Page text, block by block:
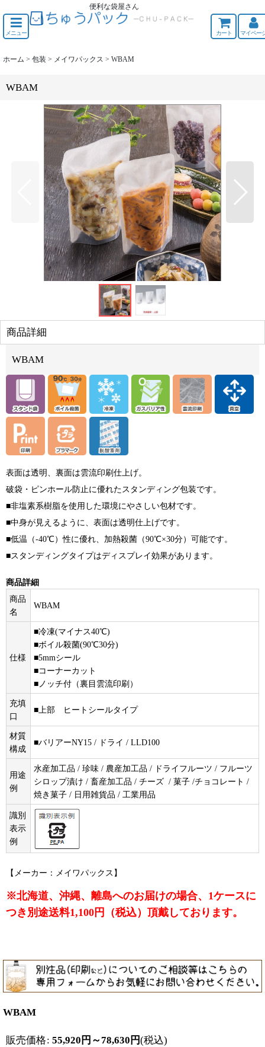
便利な袋屋さん
メニュー カート マイペー
ホーム > 包装 > メイワパックス > WBAM
WBAM
商品詳細
WBAM
表面は透明、裏面は雲流印刷仕上げ。
破袋・ピンホール防止に優れたスタンディング包装です。
■非塩素系樹脂を使用した環境にやさしい包材です。
■中身が見えるように、表面は透明仕上げです。
■低温（-40℃）性に優れ、加熱殺菌（90℃×30分）可能です。
■スタンディングタイプはディスプレイ効果があります。
商品詳細
商品
名
WBAM
仕様
■冷凍(マイナス40℃)
■ボイル殺菌(90℃30分)
■5mmシール
■コーナーカット
■ノッチ付（裏目雲流印刷）
充填
口
■上部 ヒートシールタイプ
材質
構成
■バリアーNY15 / ドライ / LLD100
用途
例
水産加工品 / 珍味 / 農産加工品 / ドライフルーツ / フルーツ
シロップ漬け / 畜産加工品 / チーズ / 菓子 /チョコレート /
焼き菓子 / 日用雑貨品 / 工業用品
識別
表示
例
【メーカー：メイワパックス】
※北海道、沖縄、離島へのお届けの場合、1ケースに
つき別途送料1,100円（税込）頂戴しております。
WBAM
販売価格: 55,920 円 ～78,630 円(税込)